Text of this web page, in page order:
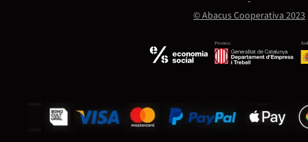
Promou:
© Abacus Cooperativa 2023